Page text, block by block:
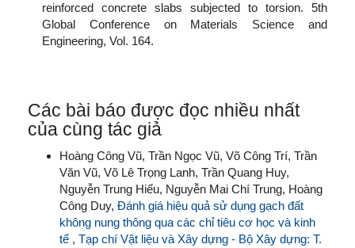
reinforced concrete slabs subjected to torsion. 5th
Global Conference on Materials Science and
Engineering, Vol. 164.
Các bài báo được đọc nhiều nhất
của cùng tác giả
Hoàng Công Vũ, Trần Ngọc Vũ, Võ Công Trí, Trần
Văn Vũ, Võ Lê Trọng Lanh, Trần Quang Huy,
Nguyễn Trung Hiếu, Nguyễn Mai Chí Trung, Hoàng
Công Duy, Đánh giá hiệu quả sử dụng gạch đất
không nung thông qua các chỉ tiêu cơ học và kinh
tế , Tạp chí Vật liệu và Xây dựng - Bộ Xây dựng: T.